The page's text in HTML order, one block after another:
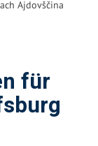
Ajdovščina
für